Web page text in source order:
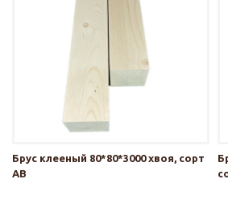
Брус клееный 80*80*3000 хвоя, сорт
АВ